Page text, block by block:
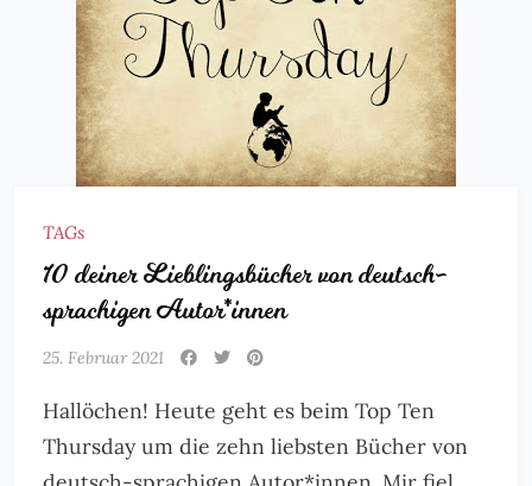
TAGs
10 deiner Lieblingsbücher von deutsch-
sprachigen Autor*innen
25. Februar 2021
Hallöchen! Heute geht es beim Top Ten
Thursday um die zehn liebsten Bücher von